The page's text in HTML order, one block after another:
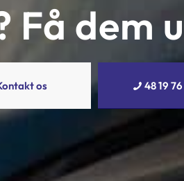
Få dem
os 48 19